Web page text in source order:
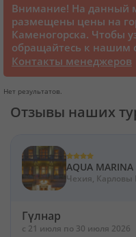
Cтатьи
70101 отзыв
Сертификаты
Для бизнеса
Контакты
Внимание! На данный
размещены цены на
Каменогорска. Чтобы
обращайтесь к нашим
Контакты менеджеров
Нет результатов.
Отзывы наших
AQUA
Чехия, Карловы
Гүлнар
c 21 июля по 30 июля 2026